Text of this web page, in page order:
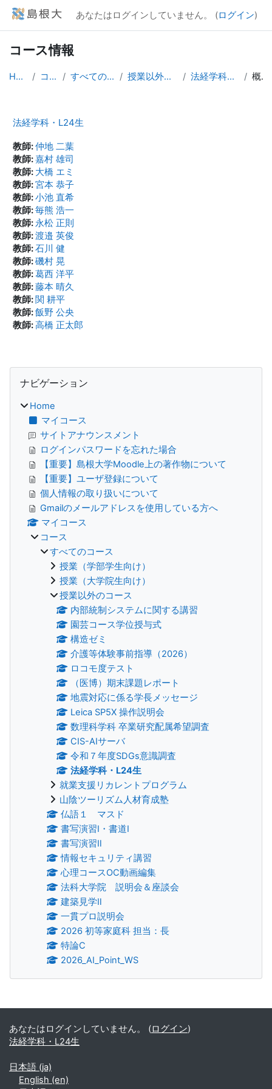
メインコンテンツへスキップする
あなたはログインしていません。 (ログイン)
コース情報
Home コース すべてのコース 授業以外のコース 法経学科・L24生 概要
法経学科・L24生
教師:仲地 二葉
教師:嘉村 雄司
教師: 大橋 エミ
教師:宮本 恭子
教師:小池 直希
教師:毎熊 浩一
教師: 永松 正則
教師:渡邉 英俊
教師:石川 健
教師:磯村 晃
教師:葛西 洋平
教師:藤本 晴久
教師: 関 耕平
教師:飯野 公央
教師:高橋 正太郎
ブロック
ナビゲーション
Home
マイコース
サイトアナウンスメント
ログインパスワードを忘れた場合
【重要】島根大学Moodle上の著作物について
【重要】ユーザ登録について
個人情報の取り扱いについて
Gmailのメールアドレスを使用している方へ
マイコース
コース
すべてのコース
授業（学部学生向け）
授業（大学院生向け）
授業以外のコース
内部統制システムに関する講習
園芸コース学位授与式
構造ゼミ
介護等体験事前指導（2026）
ロコモ度テスト
（医博）期末課題レポート
地震対応に係る学長メッセージ
Leica SP5X 操作説明会
数理科学科 卒業研究配属希望調査
CIS-AIサーバ
令和７年度SDGs意識調査
法経学科・L24生
就業支援リカレントプログラム
山陰ツーリズム人材育成塾
仏語１ マスド
書写演習Ⅰ・書道Ⅰ
書写演習Ⅱ
情報セキュリティ講習
心理コースOC動画編集
法科大学院 説明会＆座談会
建築見学Ⅱ
一貫プロ説明会
2026 初等家庭科 担当：長
特論C
2026_AI_Point_WS
補助ブロック
あなたはログインしていません。 (ログイン)
法経学科・L24生
日本語 ‎(ja)‎
English ‎(en)‎